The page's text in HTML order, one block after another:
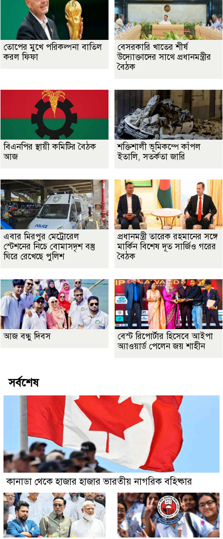
তোপের মুখে পরিকল্পনা বাতিল
করল ফিফা
বেসরকারি খাতের শীর্ষ
উদ্যোক্তাদের সাথে প্রধানমন্ত্রীর
বৈঠক
বিএনপির স্থায়ী কমিটির বৈঠক
আজ
শক্তিশালী ভূমিকম্পে কাঁপল
ইতালি, সতর্কতা জারি
এবার মিরপুর মেট্রোরেল
স্টেশনের নিচে বোমাসদৃশ বস্তু
ঘিরে রেখেছে পুলিশ
প্রধানমন্ত্রী তারেক রহমানের সঙ্গে
মার্কিন বিশেষ দূত সার্জিও গরের
বৈঠক
আজ বন্ধু দিবস
বেস্ট রিপোর্টার হিসেবে আইপা
অ্যাওয়ার্ড পেলেন জয় শাহীন
সর্বশেষ
কানাডা থেকে হাজার হাজার ভারতীয় নাগরিক বহিষ্কার